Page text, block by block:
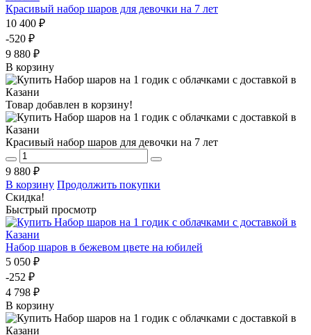
Красивый набор шаров для девочки на 7 лет
10 400 ₽
-520 ₽
9 880 ₽
В корзину
Товар добавлен в корзину!
Красивый набор шаров для девочки на 7 лет
9 880 ₽
В корзину Продолжить покупки
Скидка!
Быстрый просмотр
Набор шаров в бежевом цвете на юбилей
5 050 ₽
-252 ₽
4 798 ₽
В корзину